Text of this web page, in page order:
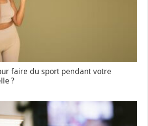
faire du sport pendant votre
?